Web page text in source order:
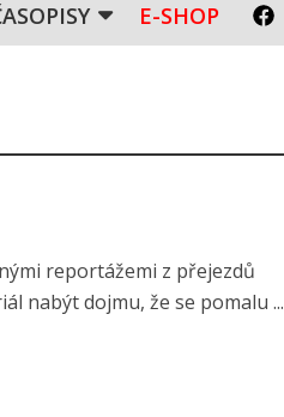
E-SHOP
reportážemi z přejezdů
nabýt dojmu, že se pomalu ...